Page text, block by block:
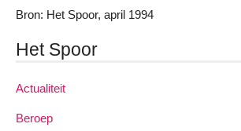
Bron: Het Spoor, april 1994
Het Spoor
Actualiteit
Beroep